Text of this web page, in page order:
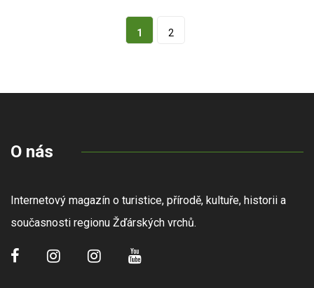
1 2
O nás
Internetový magazín o turistice, přírodě, kultuře, historii a
současnosti regionu Žďárských vrchů.